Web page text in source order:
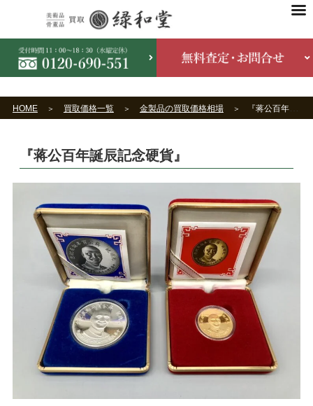
HOME 買取価格一覧 金製品の買取価格相場 『蒋公百年誕辰記念硬貨』
『蒋公百年誕辰記念硬貨』